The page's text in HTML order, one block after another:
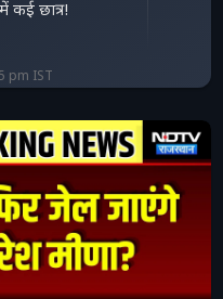
कई छात्र!
pm IST